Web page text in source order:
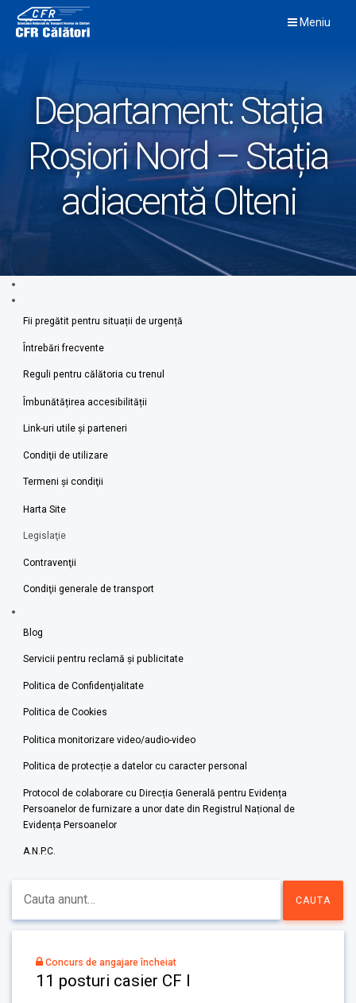
content
Meniu
Departament:Stația
Roșiori Nord – Stația
adiacentă Olteni
Fii pregătit pentru situații de urgență
Întrebări frecvente
Reguli pentru călătoria cu trenul
Îmbunătățirea accesibilității
Link-uri utile şi parteneri
Condiţii de utilizare
Termeni şi condiţii
Harta Site
Legislaţie
Contravenţii
Condiţii generale de transport
Blog
Servicii pentru reclamă și publicitate
Politica de Confidenţialitate
Politica de Cookies
Politica monitorizare video/audio-video
Politica de protecție a datelor cu caracter personal
Protocol de colaborare cu Direcția Generală pentru Evidența
Persoanelor de furnizare a unor date din Registrul Național de
Evidența Persoanelor
A.N.P.C.
Concurs de angajare încheiat
11 posturi casier CF I